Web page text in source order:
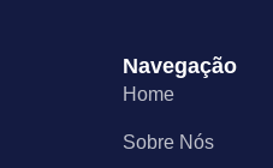
Navegação
Home
Sobre Nós